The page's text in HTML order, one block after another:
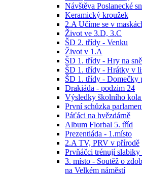
Návštěva Poslanecké
Keramický kroužek
2.A Učíme se v
Život ve 3.D, 3.C
ŠD 2. třídy - Venku
Život v 1.A
ŠD 1. třídy - Hry na
ŠD 1. třídy - Hrátky v
ŠD 1. třídy - Domečky
Drakiáda - podzim 24
Výsledky školního kola
První schůzka
Páťáci na hvězdárně
Album Florbal 5. tříd
Prezentiáda - 1.místo
2.A TV, PRV v přírodě
Prvňáčci trénují
3. místo - Soutěž o
na Velkém náměstí